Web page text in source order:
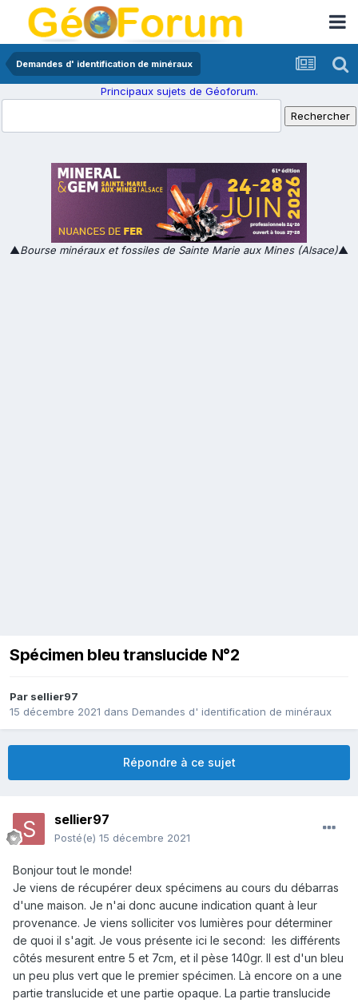
Demandes d' identification de minéraux
Principaux sujets de Géoforum.
▲Bourse minéraux et fossiles de Sainte Marie aux Mines (Alsace)▲
Spécimen bleu translucide N°2
Par sellier97
15 décembre 2021 dans Demandes d' identification de minéraux
Répondre à ce sujet
sellier97
Posté(e) 15 décembre 2021
Bonjour tout le monde!
Je viens de récupérer deux spécimens au cours du débarras
d'une maison. Je n'ai donc aucune indication quant à leur
provenance. Je viens solliciter vos lumières pour déterminer
de quoi il s'agit. Je vous présente ici le second: les différents
côtés mesurent entre 5 et 7cm, et il pèse 140gr. Il est d'un bleu
un peu plus vert que le premier spécimen. Là encore on a une
partie translucide et une partie opaque. La partie translucide